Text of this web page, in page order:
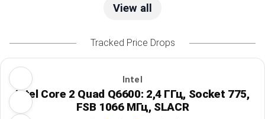
View all
Tracked Price Drops
Intel
Intel Core 2 Quad Q6600: 2,4 ГГц, Socket 775,
FSB 1066 МГц, SLACR